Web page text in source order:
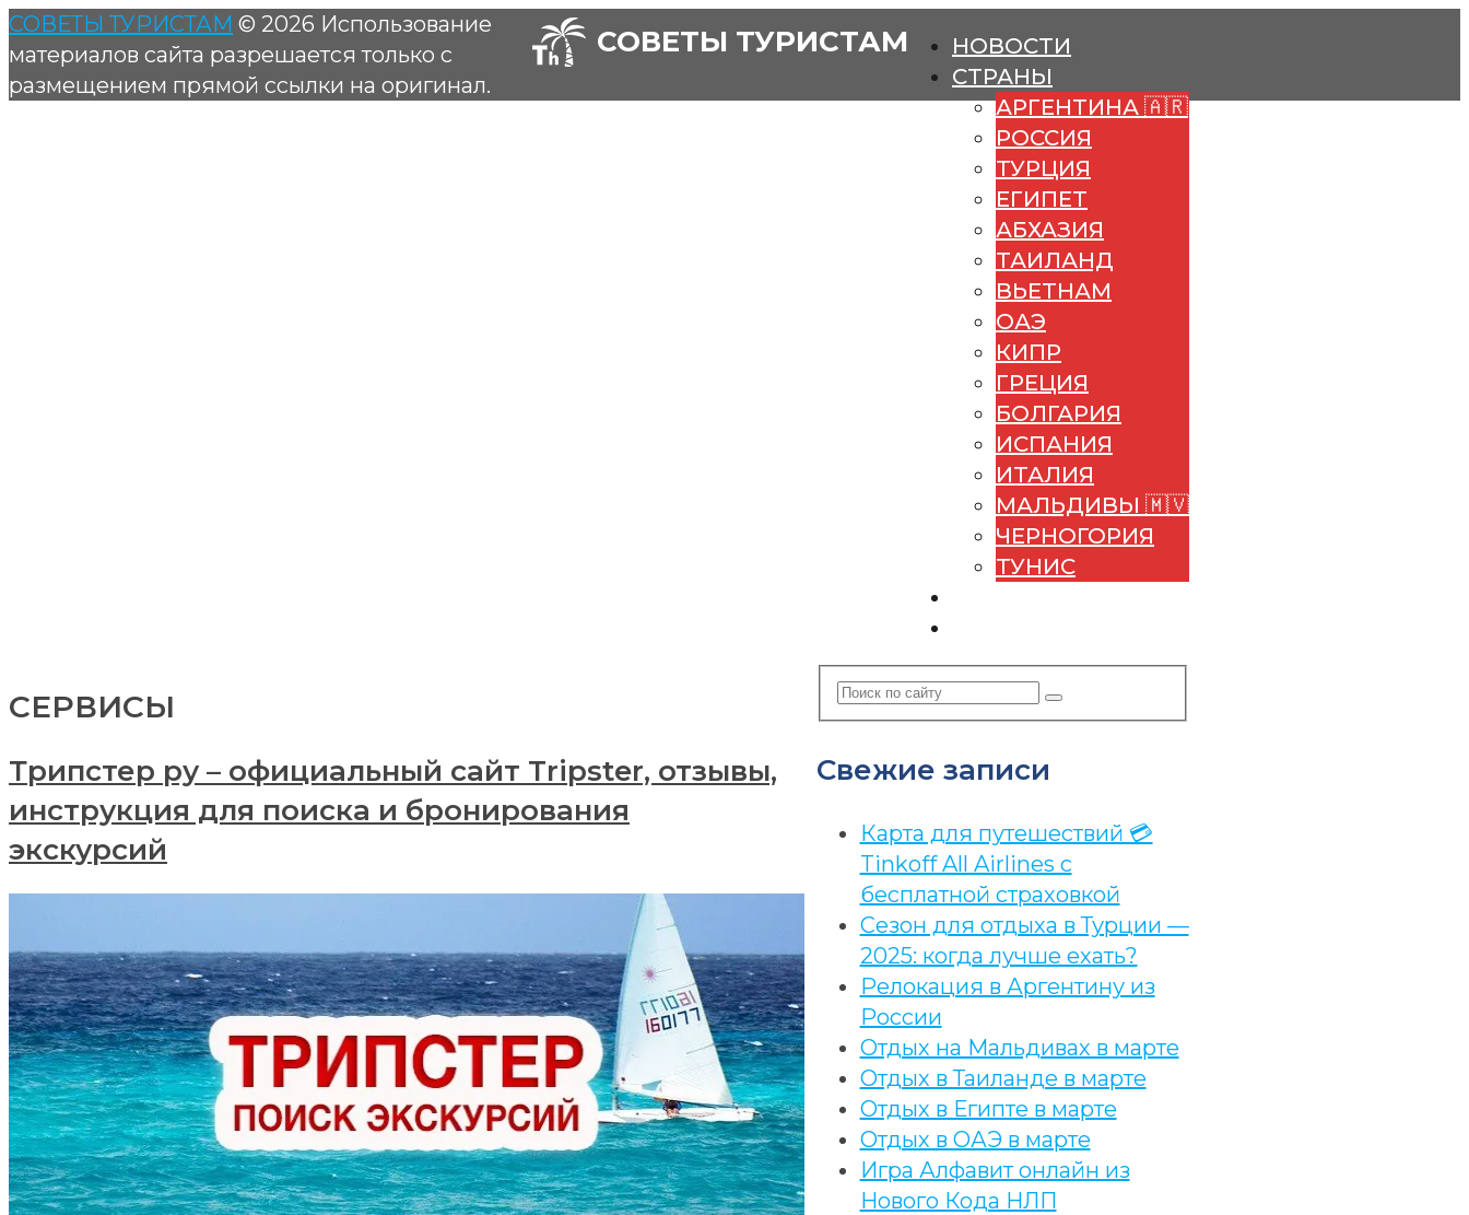
НОВОСТИ
СТРАНЫ
АРГЕНТИНА 🇦🇷
РОССИЯ
ТУРЦИЯ
ЕГИПЕТ
АБХАЗИЯ
ТАИЛАНД
ВЬЕТНАМ
ОАЭ
КИПР
ГРЕЦИЯ
БОЛГАРИЯ
ИСПАНИЯ
ИТАЛИЯ
МАЛЬДИВЫ 🇲🇻
ЧЕРНОГОРИЯ
ТУНИС
СОВЕТЫ ТУРИСТАМ
СЕРВИСЫ
Трипстер ру – официальный сайт Tripster, отзывы,
инструкция для поиска и бронирования
экскурсий
Свежие записи
Карта для путешествий 💳
Tinkoff All Airlines с
бесплатной страховкой
Сезон для отдыха в Турции —
2025: когда лучше ехать?
Релокация в Аргентину из
России
Отдых на Мальдивах в марте
Отдых в Таиланде в марте
Отдых в Египте в марте
Отдых в ОАЭ в марте
Игра Алфавит онлайн из
Нового Кода НЛП
СОВЕТЫ ТУРИСТАМ © 2026 Использование
материалов сайта разрешается только с
размещением прямой ссылки на оригинал.